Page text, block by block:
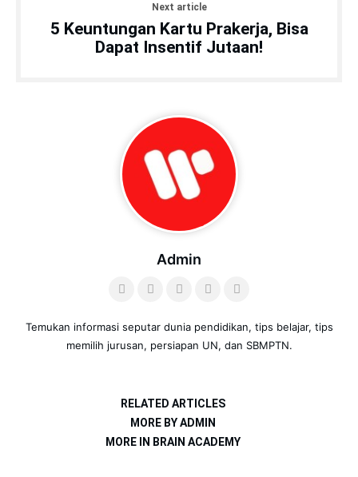
Next article
5 Keuntungan Kartu Prakerja, Bisa
Dapat Insentif Jutaan!
Admin
Temukan informasi seputar dunia pendidikan, tips belajar, tips
memilih jurusan, persiapan UN, dan SBMPTN.
RELATED ARTICLES
MORE BY ADMIN
MORE IN BRAIN ACADEMY